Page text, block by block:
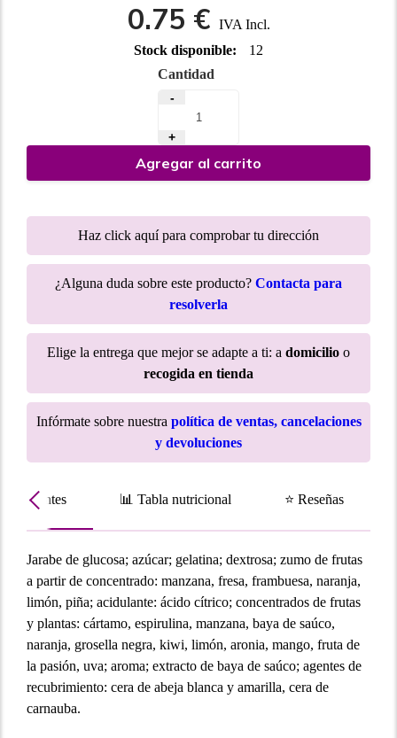
0.75 € IVA Incl.
Stock disponible:
12
Cantidad
-
+
Agregar al carrito
Haz click aquí para comprobar tu dirección
¿Alguna duda sobre este producto? Contacta para
resolverla
Elige la entrega que mejor se adapte a ti: a domicilio o
recogida en tienda
Infórmate sobre nuestra política de ventas, cancelaciones
y devoluciones
📊 Tabla nutricional ⭐ Reseñas
Jarabe de glucosa; azúcar; gelatina; dextrosa; zumo de frutas
a partir de concentrado: manzana, fresa, frambuesa, naranja,
limón, piña; acidulante: ácido cítrico; concentrados de frutas
y plantas: cártamo, espirulina, manzana, baya de saúco,
naranja, grosella negra, kiwi, limón, aronia, mango, fruta de
la pasión, uva; aroma; extracto de baya de saúco; agentes de
recubrimiento: cera de abeja blanca y amarilla, cera de
carnauba.